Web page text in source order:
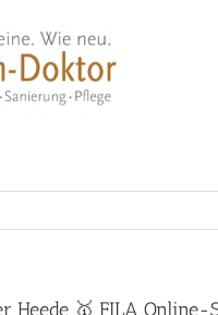
Heede 🥇 FILA